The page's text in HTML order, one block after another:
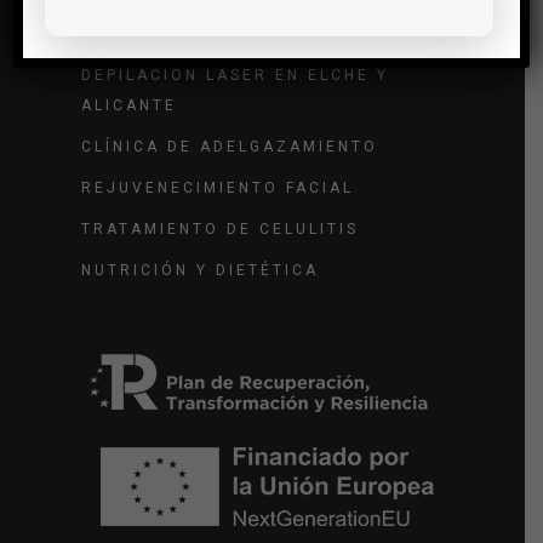
TRATAMIENTO DE VARICES
DEPILACIÓN LASER EN ELCHE Y
ALICANTE
CLÍNICA DE ADELGAZAMIENTO
REJUVENECIMIENTO FACIAL
TRATAMIENTO DE CELULITIS
NUTRICIÓN Y DIETÉTICA